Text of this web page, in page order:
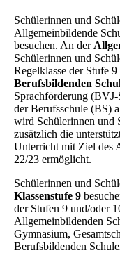
Schülerinnen und
Allgemeinbildende
besuchen. An der
Schülerinnen und
Regelklasse der Stufe
Berufsbildenden
Sprachförderung
der Berufsschule (BS)
wird Schülerinnen und
zusätzlich die
Unterricht mit Ziel des
22/23 ermöglicht.
Schülerinnen und
Klassenstufe 9
der Stufen 9 und/oder
Allgemeinbildenden
Gymnasium,
Berufsbildenden